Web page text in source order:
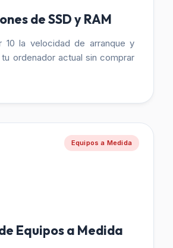
de SSD y RAM
10 la velocidad de arranque y
ordenador actual sin comprar
Equipos a Medida
Equipos a Medida